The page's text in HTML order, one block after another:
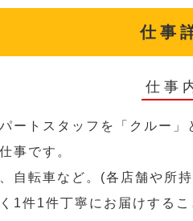
仕事
仕事
ートスタッフを「クルー
事です。
自転車など。(各店舗や所
1件1件丁寧にお届けする